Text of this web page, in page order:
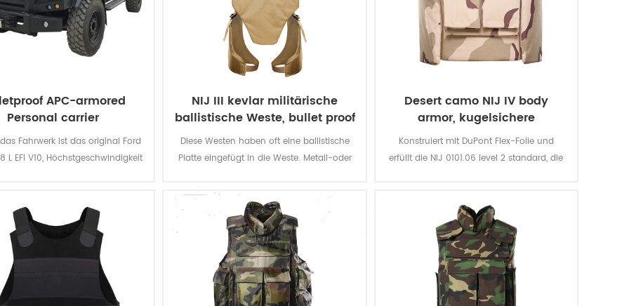
APC-armored
Personal carrier
das Fahrwerk ist das original Ford
L EFI V10, Höchstgeschwindigkeit
NIJ III kevlar militärische
ballistische Weste, bullet proof
body armor
Diese Westen haben oft eine ballistische
Platte eingefügt in die Weste. Metall-oder
mit einem weichen Weste, bietet
zusätzlichen Schutz gegen Gewehr-
Runden, metallischen Komponenten oder
dicht gewebte Faser Schichten geben
können weiche Rüstung Resistenz gegen
Stich-und Schrägstrich-Angriffe von
Messer und ähnliche close-quarter
Desert camo NIJ IV body
armor, kugelsichere
ballistische Polizei Weste
Konstruiert mit DuPont Flex-Folie und
erfüllt die NIJ 0101.06 level 2 standard, die
strapazierfähige 600D Cordura und
wasserdicht.